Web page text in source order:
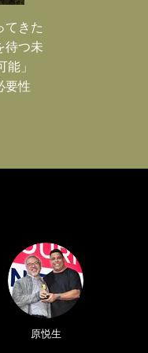
てきた
待つ未
」
要性
原悦生